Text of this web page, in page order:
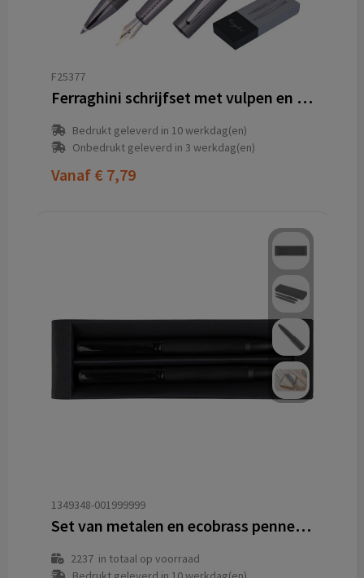
F25377
Ferraghini schrijfset met vulpen en balpen
Bedrukt geleverd in 10 werkdag(en)
Onbedrukt geleverd in 3 werkdag(en)
Vanaf € 7,79
1349348-001999999
Set van metalen en ecobrass pennen Adel
2237in totaal op voorraad